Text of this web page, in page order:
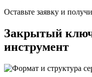
Оставьте заявку и
Закрытый
инструмент